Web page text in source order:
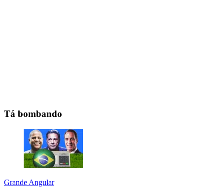
Tá bombando
Grande Angular